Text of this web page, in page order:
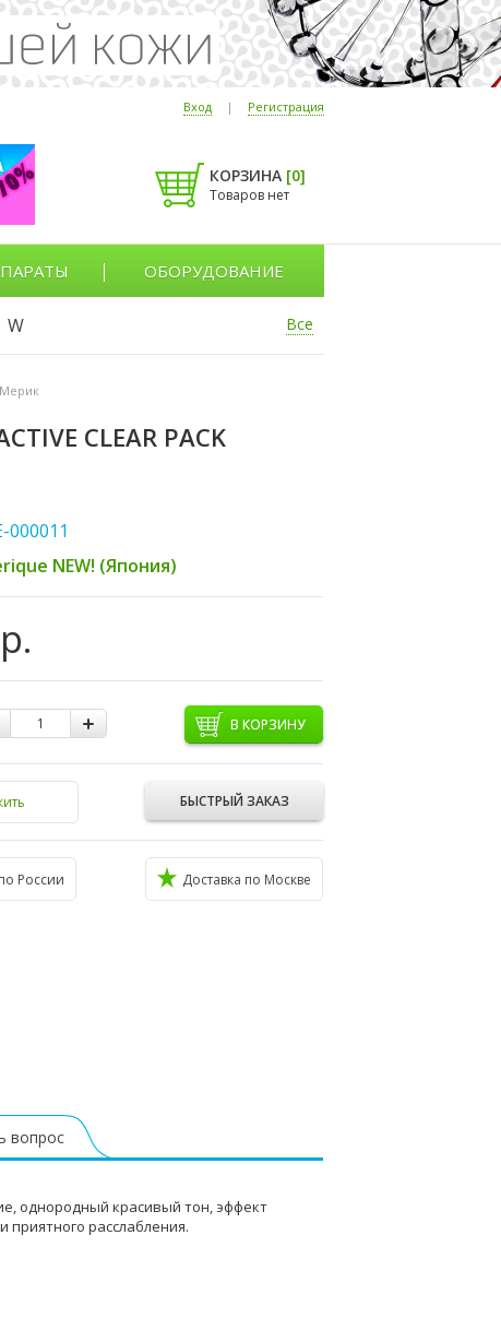
Вход | Регистрация
КОРЗИНА [0]
Товаров нет
ОБОРУДОВАНИЕ
W Все
Мерик
CLEAR PACK
000011
NEW! (Япония)
В КОРЗИНУ
БЫСТРЫЙ ЗАКАЗ
России Доставка по Москве
вопрос
однородный красивый тон, эффект
расслабления.